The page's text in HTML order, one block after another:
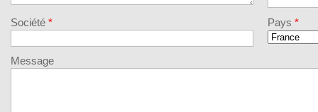
Société * Pays *
Message